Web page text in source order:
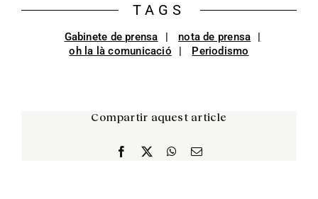
TAGS
Gabinete de prensa
nota de prensa
oh la là comunicació
Periodismo
Compartir aquest article
Facebook WhatsApp
Correo